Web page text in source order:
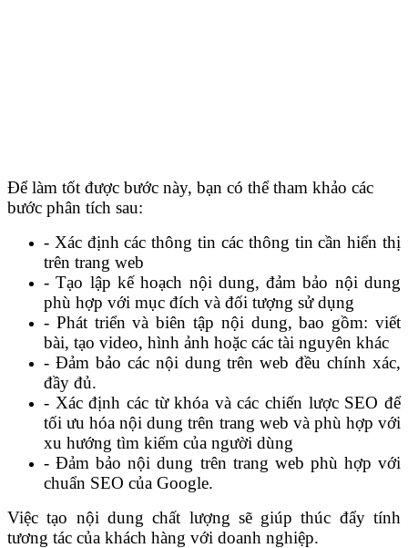
Để làm tốt được bước này, bạn có thể tham khảo các
bước phân tích sau:
- Xác định các thông tin các thông tin cần hiển thị
trên trang web
- Tạo lập kế hoạch nội dung, đảm bảo nội dung
phù hợp với mục đích và đối tượng sử dụng
- Phát triển và biên tập nội dung, bao gồm: viết
bài, tạo video, hình ảnh hoặc các tài nguyên khác
- Đảm bảo các nội dung trên web đều chính xác,
đầy đủ.
- Xác định các từ khóa và các chiến lược SEO để
tối ưu hóa nội dung trên trang web và phù hợp với
xu hướng tìm kiếm của người dùng
- Đảm bảo nội dung trên trang web phù hợp với
chuẩn SEO của Google.
Việc tạo nội dung chất lượng sẽ giúp thúc đẩy tính
tương tác của khách hàng với doanh nghiệp.